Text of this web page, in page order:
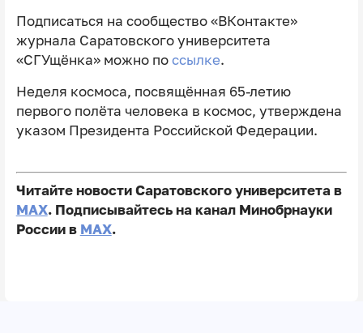
Подписаться на сообщество «ВКонтакте»
журнала Саратовского университета
«СГУщёнка» можно по ссылке.
Неделя космоса, посвящённая 65-летию
первого полёта человека в космос, утверждена
указом Президента Российской Федерации.
Читайте новости Саратовского университета в
MAX. Подписывайтесь на канал Минобрнауки
России в MAX.